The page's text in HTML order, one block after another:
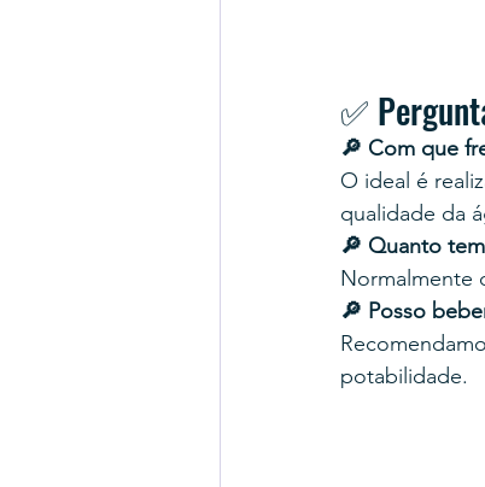
✅
🔎 Com que
O ideal é
qualidade da
🔎 Quanto
Normalmente
🔎 Posso
potabilidade.